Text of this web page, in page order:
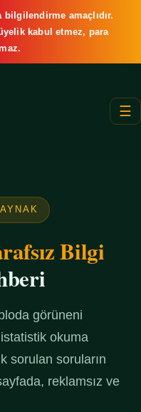
bilgilendirme amaçlıdır.
kabul etmez, para
☰
Bilgi
görüneni
okuma
sorulan soruların
reklamsız ve